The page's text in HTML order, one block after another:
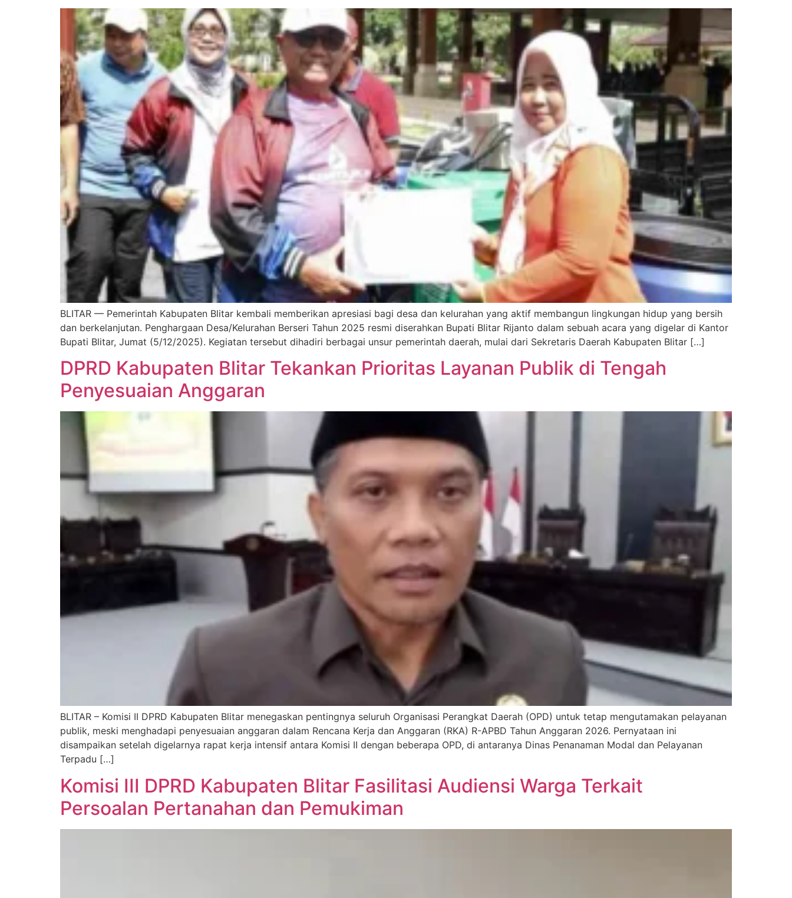
BLITAR — Pemerintah Kabupaten Blitar kembali memberikan apresiasi bagi desa dan kelurahan yang aktif membangun lingkungan hidup yang bersih
dan berkelanjutan. Penghargaan Desa/Kelurahan Berseri Tahun 2025 resmi diserahkan Bupati Blitar Rijanto dalam sebuah acara yang digelar di Kantor
Bupati Blitar, Jumat (5/12/2025). Kegiatan tersebut dihadiri berbagai unsur pemerintah daerah, mulai dari Sekretaris Daerah Kabupaten Blitar […]
DPRD Kabupaten Blitar Tekankan Prioritas Layanan Publik di Tengah
Penyesuaian Anggaran
BLITAR – Komisi II DPRD Kabupaten Blitar menegaskan pentingnya seluruh Organisasi Perangkat Daerah (OPD) untuk tetap mengutamakan pelayanan
publik, meski menghadapi penyesuaian anggaran dalam Rencana Kerja dan Anggaran (RKA) R-APBD Tahun Anggaran 2026. Pernyataan ini
disampaikan setelah digelarnya rapat kerja intensif antara Komisi II dengan beberapa OPD, di antaranya Dinas Penanaman Modal dan Pelayanan
Terpadu […]
Komisi III DPRD Kabupaten Blitar Fasilitasi Audiensi Warga Terkait
Persoalan Pertanahan dan Pemukiman